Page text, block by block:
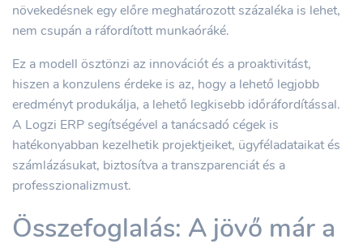
növekedésnek egy előre meghatározott százaléka is lehet,
nem csupán a ráfordított munkaóráké.
Ez a modell ösztönzi az innovációt és a proaktivitást,
hiszen a konzulens érdeke is az, hogy a lehető legjobb
eredményt produkálja, a lehető legkisebb időráfordítással.
A Logzi ERP segítségével a tanácsadó cégek is
hatékonyabban kezelhetik projektjeiket, ügyféladataikat és
számlázásukat, biztosítva a transzparenciát és a
professzionalizmust.
Összefoglalás: A jövő már a